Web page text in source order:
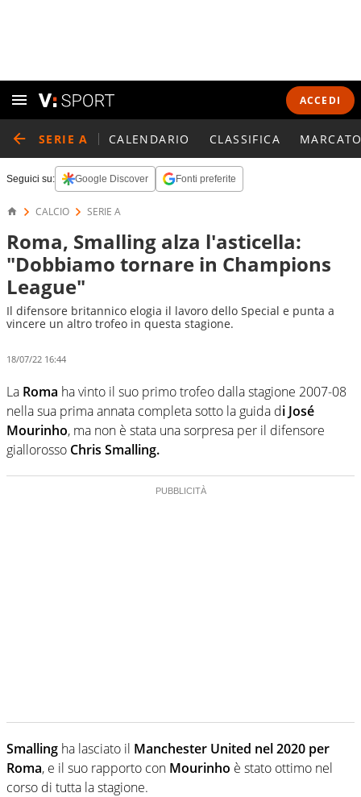
ACCEDI
SERIE A CALENDARIO CLASSIFICA
Seguici su: Google Discover Fonti preferite
CALCIO SERIE A
Roma, Smalling alza l'asticella:
"Dobbiamo tornare in Champions
League"
Il difensore britannico elogia il lavoro dello Special e punta a
vincere un altro trofeo in questa stagione.
18/07/22 16:44
La Roma ha vinto il suo primo trofeo dalla stagione 2007-08
nella sua prima annata completa sotto la guida di José
Mourinho, ma non è stata una sorpresa per il difensore
giallorosso Chris Smalling.
Smalling ha lasciato il Manchester United nel 2020 per
Roma, e il suo rapporto con Mourinho è stato ottimo nel
corso di tutta la stagione.